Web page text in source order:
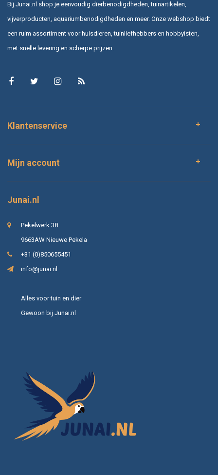
Bij Junai.nl shop je eenvoudig dierbenodigdheden, tuinartikelen,
vijverproducten, aquariumbenodigdheden en meer. Onze webshop biedt
een ruim assortiment voor huisdieren, tuinliefhebbers en hobbyisten,
met snelle levering en scherpe prijzen.
Klantenservice
Mijn account
Junai.nl
Pekelwerk 38
9663AW Nieuwe Pekela
+31 (0)850655451
info@junai.nl
Alles voor tuin en dier
Gewoon bij Junai.nl